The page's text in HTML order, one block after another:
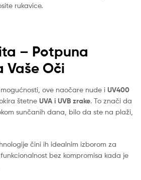
rukavice.
– Potpuna
Vaše Oči
ove naočare nude i UV400
štetne UVA i UVB zrake. To znači da
sunčanih dana, bilo da ste na plaži,
čini ih idealnim izborom za
bez kompromisa kada je